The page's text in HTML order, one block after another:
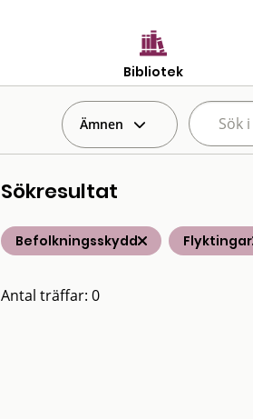
Bibliotek
Ämnen
Sökresultat
Befolkningsskydd Flyktingar
Antal träffar: 0